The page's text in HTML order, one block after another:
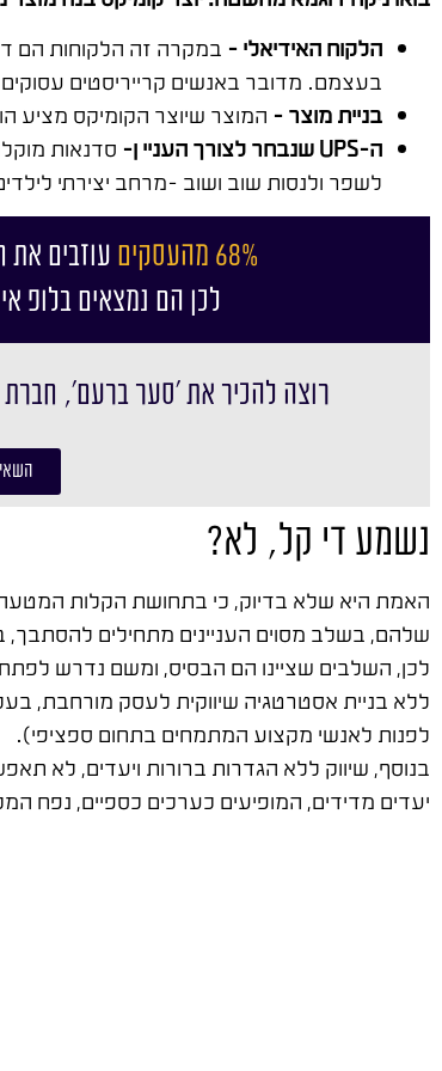
הלקוח האידיאלי – במקרה זה הלקוחות הם
בעצמם. מדובר באנשים קרייריסטים
בניית מוצר – המוצר שיוצר הקומיקס מציע
ה-UPS שנבחר לצורך העניי ן-
סדנאות
לשפר ולנסות שוב ושוב –מרחב יצירתי לילדים
68% מהעסקים
עוזבים
לכן הם נמצאים בלופ
רוצה להכיר את ׳סער ברעם׳,
נשמע די קל, לא?
האמת היא שלא בדיוק, כי בתחושת הקלות המטעה
שלהם, בשלב מסוים העניינים מתחילים להסתבך,
לכן, השלבים שציינו הם הבסיס, ומשם נדרש
ללא בניית אסטרטגיה שיווקית לעסק מורחבת, בעל
לפנות לאנשי מקצוע המתמחים בתחום ספציפי).
בנוסף, שיווק ללא הגדרות ברורות ויעדים, לא
יעדים מדידים, המופיעים כערכים כספיים, נפח